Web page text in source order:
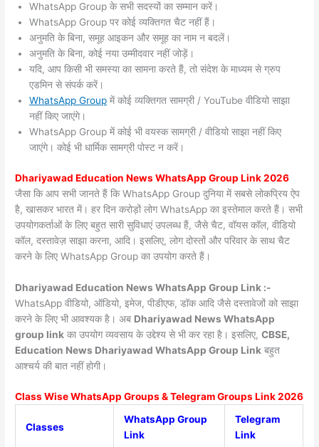
WhatsApp Group के सभी सदस्यों का सम्मान करें।
WhatsApp Group पर कोई व्यक्तिगत चैट नहीं हैं।
अनुमति के बिना, समूह आइकन और समूह का नाम न बदलें।
अनुमति के बिना, कोई नया उम्मीदवार नहीं जोड़ें।
यदि, आप किसी भी समस्या का सामना करते हैं, तो संदेश के माध्यम से ग्रुप
एडमिन से संपर्क करें।
WhatsApp Group में कोई व्यक्तिगत सामग्री / YouTube वीडियो साझा
नहीं किए जाएंगे।
WhatsApp Group में कोई भी वयस्क सामग्री / वीडियो साझा नहीं किए
जाएंगे। कोई भी धार्मिक सामग्री पोस्ट न करें।
DhariyawadEducation News WhatsApp Group Link 2026
जैसा कि आप सभी जानते हैं कि WhatsApp Group दुनिया में सबसे लोकप्रिय ऐप
है, खासकर भारत में। हर दिन करोड़ों लोग WhatsApp का इस्तेमाल करते हैं। सभी
उपयोगकर्ताओं के लिए बहुत सारी सुविधाएं उपलब्ध हैं, जैसे चैट, वॉयस कॉल, वीडियो
कॉल, दस्तावेज़ साझा करना, आदि। इसलिए, लोग दोस्तों और परिवार के साथ चैट
करने के लिए WhatsApp Group का उपयोग करते हैं।
Dhariyawad Education News WhatsApp Group Link :-
WhatsApp वीडियो, ऑडियो, इमेज, पीडीएफ, डॉक आदि जैसे दस्तावेजों को साझा
करने के लिए भी आवश्यक है। अब Dhariyawad NewsWhatsApp
group link का उपयोग व्यवसाय के उद्देश्य से भी कर रहा है। इसलिए,CBSE,
Education News Dhariyawad WhatsApp Group Link बहुत
आश्चर्य की बात नहीं होगी।
Class Wise WhatsApp Groups & Telegram Groups Link 2026
Classes
WhatsApp Group
Link
Telegram
Link